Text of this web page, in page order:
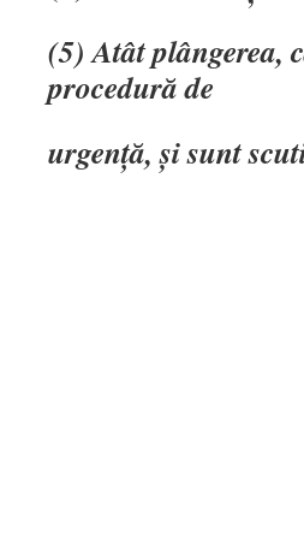
(5) Atât plângerea,
procedură de
urgenţă, şi sunt